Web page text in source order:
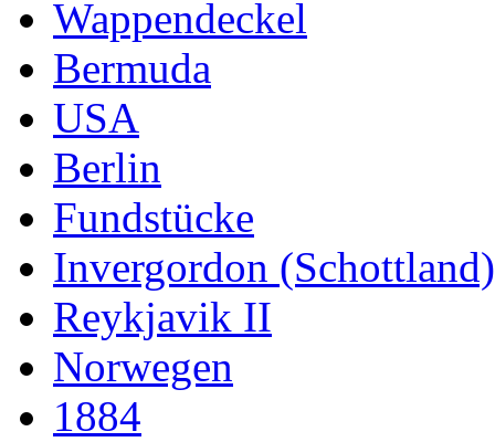
Wappendeckel
Bermuda
USA
Berlin
Fundstücke
Invergordon (Schottland)
Reykjavik II
Norwegen
1884